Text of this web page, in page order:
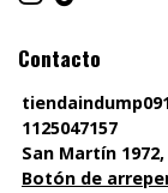
Contacto
1125047157
San Martín
Botón de